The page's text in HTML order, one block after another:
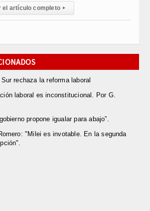
el artículo completo ▸
rechaza la reforma laboral
laboral es inconstitucional. Por G.
propone igualar para abajo”.
"Milei es invotable. En la segunda